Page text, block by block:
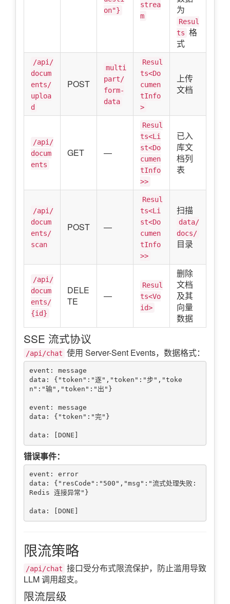
on"}
strea
m
为
Resul
ts 格
式
/api/
docum
ents/
uploa
d
POST
multi
part/
form-
data
Resul
ts<Do
cumen
tInfo
>
上传
文档
/api/
docum
ents
GET —
Resul
ts<Li
st<Do
cumen
tInfo
>>
已入
库文
档列
表
/api/
docum
ents/
scan
POST —
Resul
ts<Li
st<Do
cumen
tInfo
>>
扫描
data/
docs/
目录
/api/
docum
ents/
{id}
DELE
TE
—
Resul
ts<Vo
id>
删除
文档
及其
向量
数据
SSE 流式协议
/api/chat 使用 Server-Sent Events，数据格式：
event: message
data: {"token":"逐","token":"步","toke
n":"输","token":"出"}
event: message
data: {"token":"完"}
错误事件：
event: error
data: {"resCode":"500","msg":"流式处理失败:
Redis 连接异常"}
限流策略
/api/chat 接口受分布式限流保护，防止滥用导致
LLM 调用超支。
限流层级